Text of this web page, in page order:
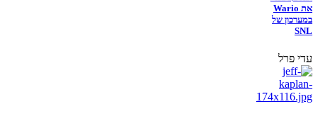
את Wario
במערכון של
SNL
עדי פרל